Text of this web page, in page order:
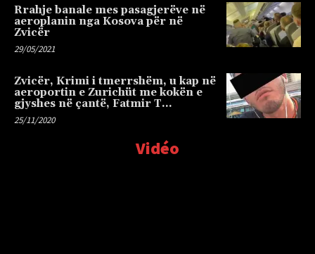
Rrahje banale mes pasagjerëve në
aeroplanin nga Kosova për në
Zvicër
29/05/2021
Zvicër, Krimi i tmerrshëm, u kap në
aeroportin e Zurichüt me kokën e
gjyshes në çantë, Fatmir T…
25/11/2020
Vidéo